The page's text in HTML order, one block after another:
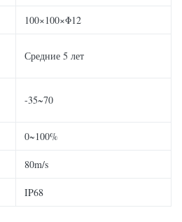
100×100×Φ12
Средние 5 лет
-35~70
0~100%
80m/s
IP68